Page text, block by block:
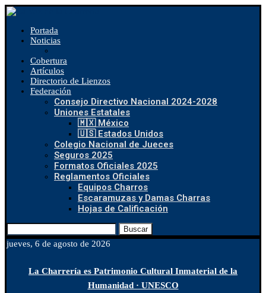
Portada
Noticias
Cobertura
Artículos
Directorio de Lienzos
Federación
Consejo Directivo Nacional 2024-2028
Uniones Estatales
🇲🇽 México
🇺🇸 Estados Unidos
Colegio Nacional de Jueces
Seguros 2025
Formatos Oficiales 2025
Reglamentos Oficiales
Equipos Charros
Escaramuzas y Damas Charras
Hojas de Calificación
Buscar
jueves, 6 de agosto de 2026
La Charrería es Patrimonio Cultural Inmaterial de la
Humanidad · UNESCO